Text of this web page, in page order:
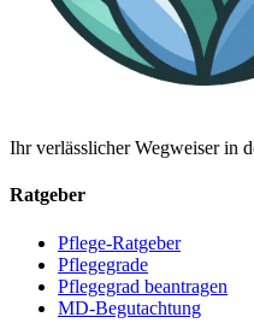
Ihr verlässlicher Wegweiser in
Ratgeber
Pflege-Ratgeber
Pflegegrade
Pflegegrad beantragen
MD-Begutachtung